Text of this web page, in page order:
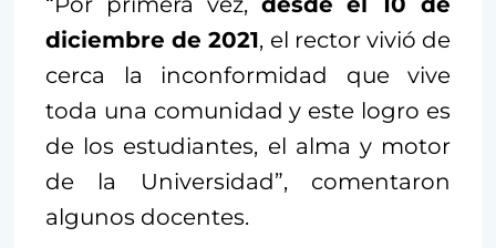
diciembre de 2021, el rector vivió de
cerca la inconformidad que vive
toda una comunidad y este logro es
de los estudiantes, el alma y motor
de la Universidad”, comentaron
algunos docentes.